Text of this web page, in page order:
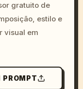
gratuito de
estilo e
visual em
PROMPT